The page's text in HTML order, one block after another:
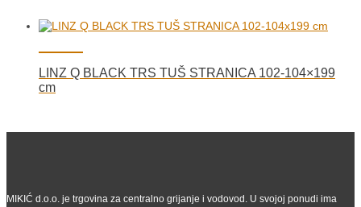
LINZ Q BLACK TRS TUŠ STRANICA 102-104×199
cm
MIKIĆ d.o.o. je trgovina za centralno grijanje i vodovod. U svojoj ponudi ima